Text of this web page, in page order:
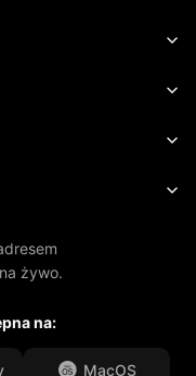
żywo.
na:
MacOS